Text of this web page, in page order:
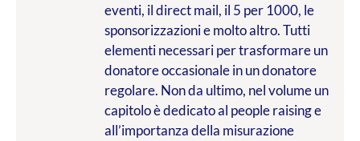
eventi, il direct mail, il 5 per 1000, le
sponsorizzazioni e molto altro. Tutti
elementi necessari per trasformare un
donatore occasionale in un donatore
regolare. Non da ultimo, nel volume un
capitolo è dedicato al people raising e
all’importanza della misurazione